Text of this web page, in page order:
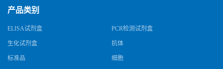
产品类别
ELISA试剂盒 PCR检测试剂盒
生化试剂盒 抗体
标准品 细胞